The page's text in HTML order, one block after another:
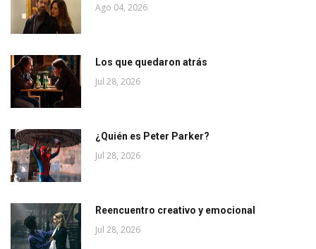
Ago 04, 2026
Los que quedaron atrás
Jul 28, 2026
¿Quién es Peter Parker?
Jul 28, 2026
Reencuentro creativo y emocional
Jul 28, 2026